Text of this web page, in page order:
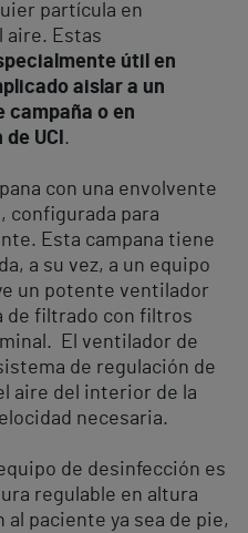
partícula en
aire. Estas
útil en
aislar a un
campaña o en
UCI .
con una envolvente
configurada para
Esta campana tiene
a su vez, a un equipo
un potente ventilador
de filtrado con filtros
El ventilador de
de regulación de
aire del interior de la
necesaria.
de desinfección es
regulable en altura
paciente ya sea de pie,